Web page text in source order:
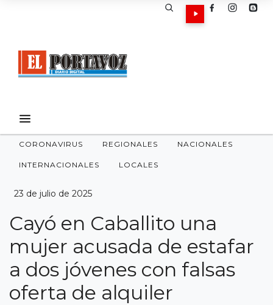
CORONAVIRUS REGIONALES NACIONALES
INTERNACIONALES LOCALES
23 de julio de 2025
Cayó en Caballito una
mujer acusada de estafar
a dos jóvenes con falsas
oferta de alquiler